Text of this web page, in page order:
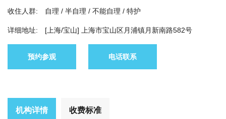
收住人群: 自理 / 半自理 / 不能自理 / 特护
详细地址: [上海/宝山] 上海市宝山区月浦镇月新南路582号
预约参观 电话联系
机构详情 收费标准